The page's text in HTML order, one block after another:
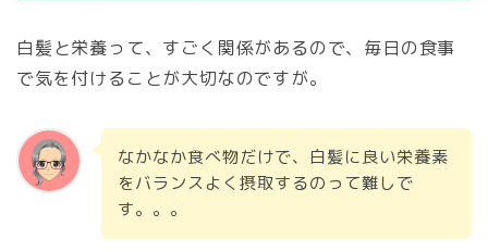
白髪と栄養って、すごく関係があるので、毎日の食事
で気を付けることが大切なのですが。
なかなか食べ物だけで、白髪に良い栄養素
をバランスよく摂取するのって難しで
す。。。